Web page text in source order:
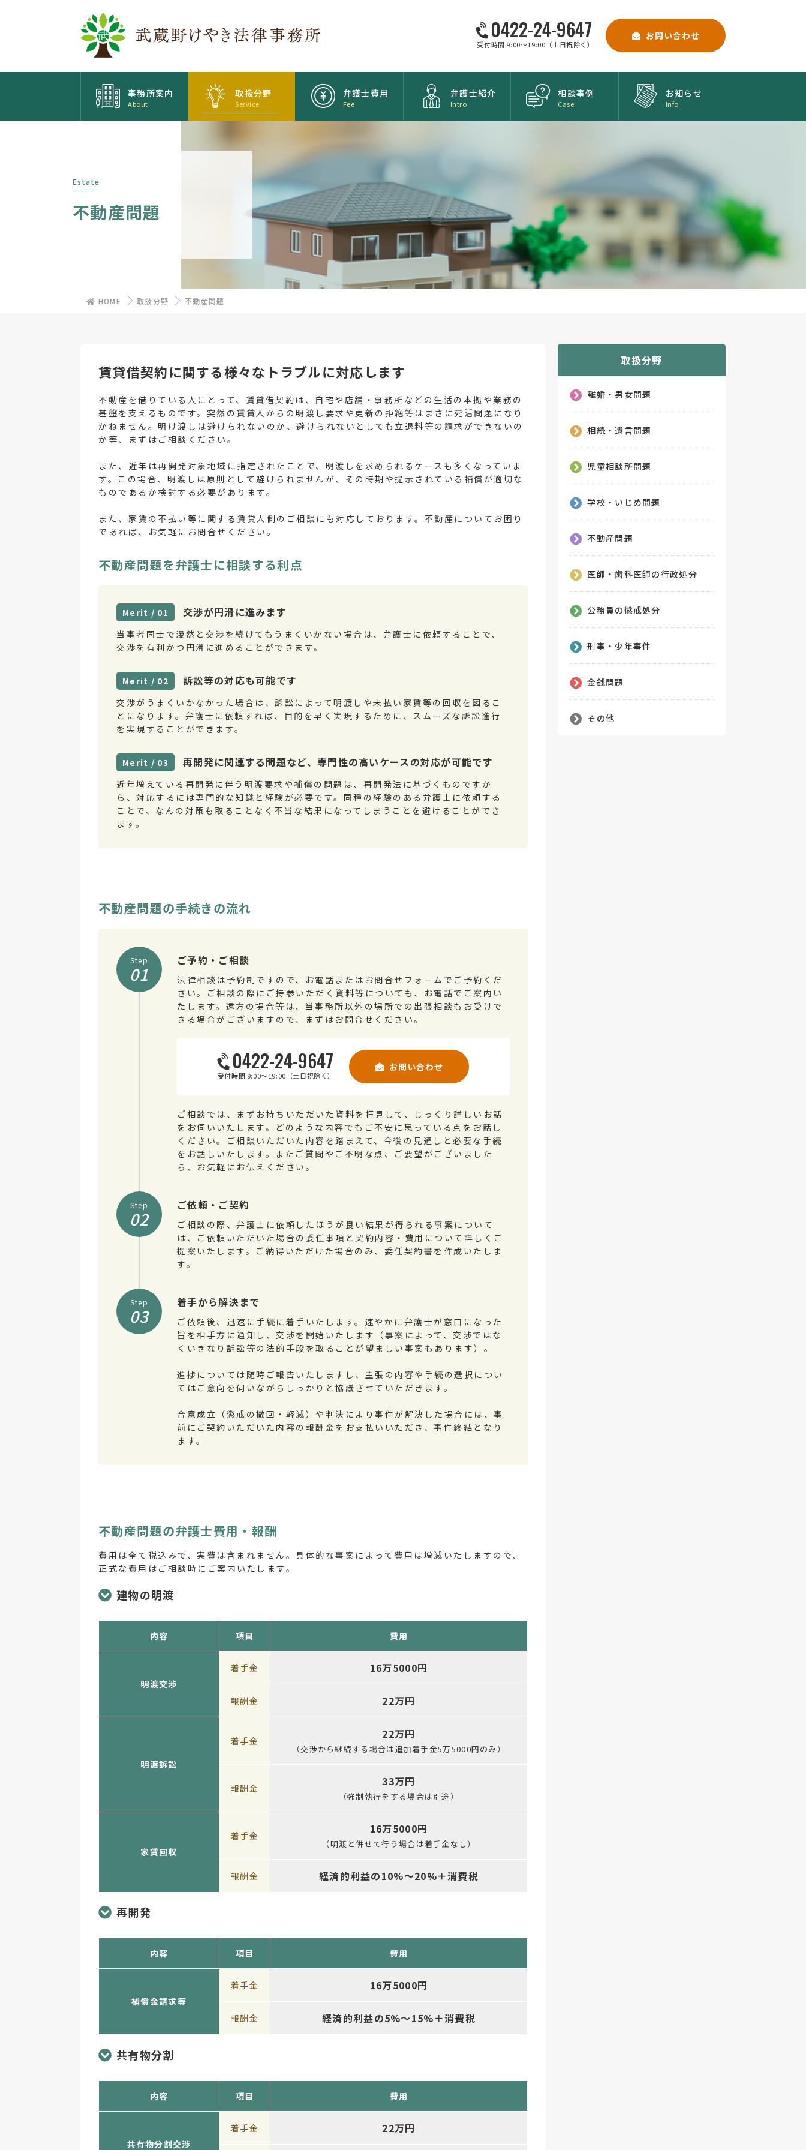
0422-24-9647
受付時間 9:00～19:00（土日祝除く）
お問い合わせ
事務所案内
About
取扱分野
Service
弁護士費用
Fee
弁護士紹介
Intro
相談事例
Case
お知らせ
Info
Estate
不動産問題
HOME 取扱分野 不動産問題
賃貸借契約に関する様々なトラブルに対応します
不動産を借りている人にとって、賃貸借契約は、自宅や店舗・事務所などの生活の本拠や業務の
基盤を支えるものです。突然の賃貸人からの明渡し要求や更新の拒絶等はまさに死活問題になり
かねません。明け渡しは避けられないのか、避けられないとしても立退料等の請求ができないの
か等、まずはご相談ください。
また、近年は再開発対象地域に指定されたことで、明渡しを求められるケースも多くなっていま
す。この場合、明渡しは原則として避けられませんが、その時期や提示されている補償が適切な
ものであるか検討する必要があります。
また、家賃の不払い等に関する賃貸人側のご相談にも対応しております。不動産についてお困り
であれば、お気軽にお問合せください。
不動産問題を弁護士に相談する利点
Merit / 01 交渉が円滑に進みます
当事者同士で漫然と交渉を続けてもうまくいかない場合は、弁護士に依頼することで、
交渉を有利かつ円滑に進めることができます。
Merit / 02 訴訟等の対応も可能です
交渉がうまくいかなかった場合は、訴訟によって明渡しや未払い家賃等の回収を図るこ
とになります。弁護士に依頼すれば、目的を早く実現するために、スムーズな訴訟進行
を実現することができます。
Merit / 03 再開発に関連する問題など、専門性の高いケースの対応が可能です
近年増えている再開発に伴う明渡要求や補償の問題は、再開発法に基づくものですか
ら、対応するには専門的な知識と経験が必要です。同種の経験のある弁護士に依頼する
ことで、なんの対策も取ることなく不当な結果になってしまうことを避けることができ
ます。
不動産問題の手続きの流れ
Step
01
ご予約・ご相談
法律相談は予約制ですので、お電話またはお問合せフォームでご予約くだ
さい。ご相談の際にご持参いただく資料等についても、お電話でご案内い
たします。遠方の場合等は、当事務所以外の場所での出張相談もお受けで
きる場合がございますので、まずはお問合せください。
0422-24-9647
受付時間 9:00～19:00（土日祝除く）
お問い合わせ
ご相談では、まずお持ちいただいた資料を拝見して、じっくり詳しいお話
をお伺いいたします。どのような内容でもご不安に思っている点をお話し
ください。ご相談いただいた内容を踏まえて、今後の見通しと必要な手続
をお話しいたします。またご質問やご不明な点、ご要望がございました
ら、お気軽にお伝えください。
Step
02
ご依頼・ご契約
ご相談の際、弁護士に依頼したほうが良い結果が得られる事案について
は、ご依頼いただいた場合の委任事項と契約内容・費用について詳しくご
提案いたします。ご納得いただけた場合のみ、委任契約書を作成いたしま
す。
Step
03
着手から解決まで
ご依頼後、迅速に手続に着手いたします。速やかに弁護士が窓口になった
旨を相手方に通知し、交渉を開始いたします（事案によって、交渉ではな
くいきなり訴訟等の法的手段を取ることが望ましい事案もあります）。
進捗については随時ご報告いたしますし、主張の内容や手続の選択につい
てはご意向を伺いながらしっかりと協議させていただきます。
合意成立（懲戒の撤回・軽減）や判決により事件が解決した場合には、事
前にご契約いただいた内容の報酬金をお支払いいただき、事件終結となり
ます。
不動産問題の弁護士費用・報酬
費用は全て税込みで、実費は含まれません。具体的な事案によって費用は増減いたしますので、
正式な費用はご相談時にご案内いたします。
建物の明渡
内容 項目 費用
明渡交渉
着手金 16万5000円
報酬金 22万円
明渡訴訟
着手金 22万円
（交渉から継続する場合は追加着手金5万5000円のみ）
報酬金 33万円
（強制執行をする場合は別途）
家賃回収
着手金 16万5000円
（明渡と併せて行う場合は着手金なし）
報酬金 経済的利益の10%～20%＋消費税
再開発
内容 項目 費用
補償金請求等
着手金 16万5000円
報酬金 経済的利益の5%～15%＋消費税
共有物分割
内容 項目 費用
共有物分割交渉
着手金 22万円
取扱分野
離婚・男女問題
相続・遺言問題
児童相談所問題
学校・いじめ問題
不動産問題
医師・歯科医師の行政処分
公務員の懲戒処分
刑事・少年事件
金銭問題
その他